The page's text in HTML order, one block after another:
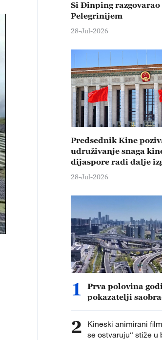
Si Đinping razgovarao
Pelegrinijem
28-Jul-2026
Predsednik Kine
udruživanje snaga
dijaspore radi dalje
države i nacionalnog
28-Jul-2026
1
Prva polovina
pokazatelji
2
Kineski animirani
se ostvaruju“ stiže u